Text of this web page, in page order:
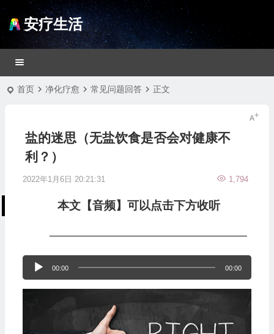
安疗生活
首页 净化疗愈 常见问题回答 正文
盐的迷思（无盐饮食是否会对健康不
利？）
2022年1月6日 20:21:31 1,794
本文【音频】可以点击下方收听
—————————————————
频
00:00 00:00